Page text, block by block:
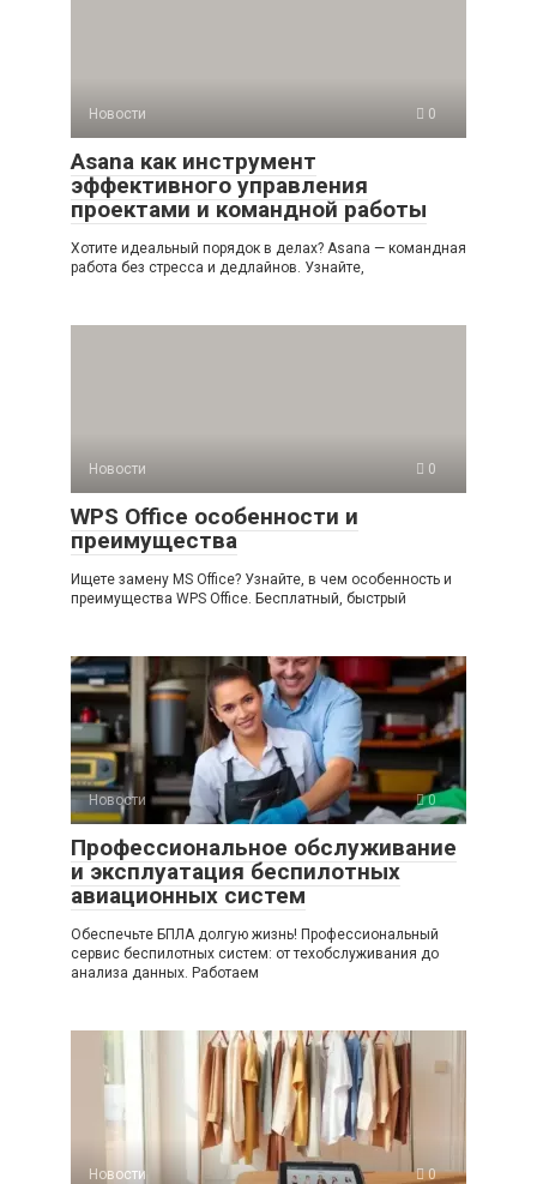
Новости 0
Asana как инструмент
эффективного управления
проектами и командной работы
Хотите идеальный порядок в делах? Asana — командная
работа без стресса и дедлайнов. Узнайте,
Новости 0
WPS Office особенности и
преимущества
Ищете замену MS Office? Узнайте, в чем особенность и
преимущества WPS Office. Бесплатный, быстрый
Новости 0
Профессиональное обслуживание
и эксплуатация беспилотных
авиационных систем
Обеспечьте БПЛА долгую жизнь! Профессиональный
сервис беспилотных систем: от техобслуживания до
анализа данных. Работаем
Новости 0